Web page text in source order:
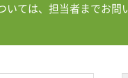
いては、担当者までお問